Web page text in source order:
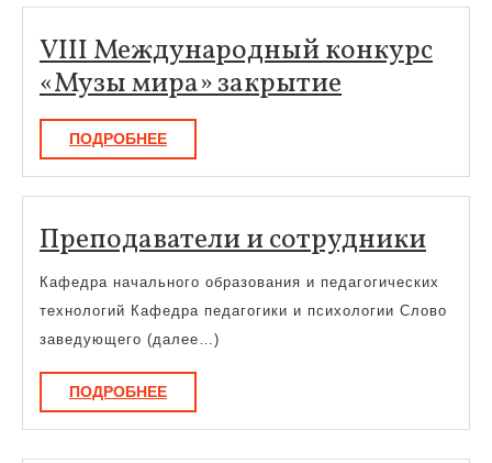
VIII Международный конкурс
«Музы мира» закрытиеVIII
«Музы
закрытие
ПОДРОБНЕЕПОДРОБНЕЕ
Преподаватели и сотрудники
и
Кафедра начального образования и педагогических
технологий Кафедра педагогики и психологии Слово
заведующего (далее…)
ПОДРОБНЕЕПОДРОБНЕЕ